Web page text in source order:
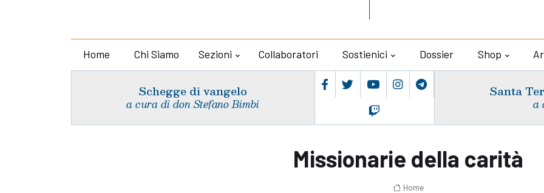
Home Chi Siamo Sezioni Collaboratori Sostienici Dossier Shop
Schegge di vangelo
a cura di don Stefano Bimbi
Santa
a
Missionarie della carità
Home